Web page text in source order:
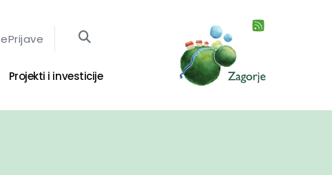
ePrijave
Projekti i investicije